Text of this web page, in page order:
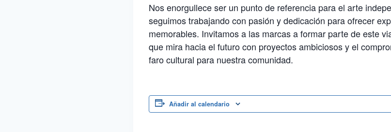
Nos enorgullece ser un punto de referencia para el arte
seguimos trabajando con pasión y dedicación para ofrecer
memorables. Invitamos a las marcas a formar parte de este
que mira hacia el futuro con proyectos ambiciosos y el
faro cultural para nuestra comunidad.
Añadir al calendario